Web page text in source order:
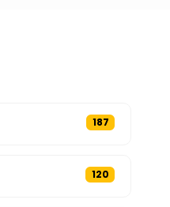
187
120